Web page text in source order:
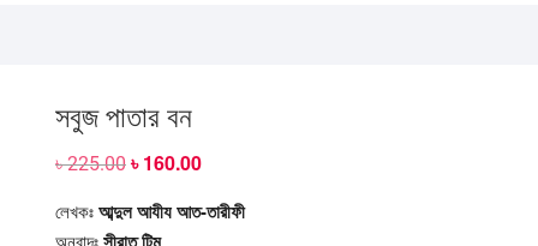
সবুজ পাতার বন
৳225.00 Original
৳ 225.00.
৳160.00Current
৳ 160.00.
লেখকঃ আব্দুল আযীয আত-তারীফী